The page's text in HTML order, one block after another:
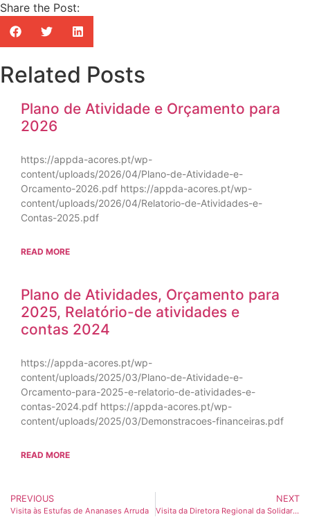
Share the Post:
Related Posts
Plano de Atividade e Orçamento para
2026
https://appda-acores.pt/wp-
content/uploads/2026/04/Plano-de-Atividade-e-
Orcamento-2026.pdf https://appda-acores.pt/wp-
content/uploads/2026/04/Relatorio-de-Atividades-e-
Contas-2025.pdf
READ MORE
Plano de Atividades, Orçamento para
2025, Relatório-de atividades e
contas 2024
https://appda-acores.pt/wp-
content/uploads/2025/03/Plano-de-Atividade-e-
Orcamento-para-2025-e-relatorio-de-atividades-e-
contas-2024.pdf https://appda-acores.pt/wp-
content/uploads/2025/03/Demonstracoes-financeiras.pdf
READ MORE
PREVIOUS
Visita às Estufas de Ananases Arruda
NEXT
Visita da Diretora Regional da Solidariedade Social